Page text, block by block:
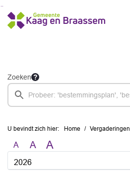
Ga naar de inhoud van deze pagina
Ga naar het zoeken
Ga naar het menu
Zoeken
U bevindt zich hier: Home Vergaderingen
A A A
2026